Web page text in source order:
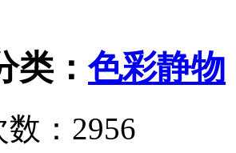
类： 色彩静物
： 2956